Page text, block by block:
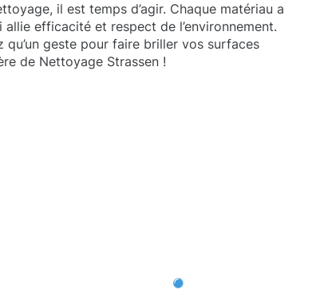
il est temps d’agir. Chaque matériau a
efficacité et respect de l’environnement.
geste pour faire briller vos surfaces
de Nettoyage Strassen !